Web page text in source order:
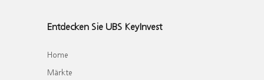
Entdecken Sie UBS KeyInvest
Home
Märkte